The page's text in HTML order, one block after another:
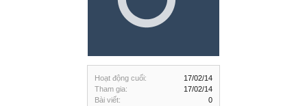
Hoạt động cuối:
17/02/14
Tham gia:
17/02/14
Bài viết:
0